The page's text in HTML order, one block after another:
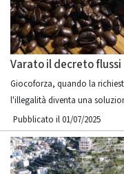
Varato il decreto flussi
Giocoforza, quando la
l'illegalità diventa una
Pubblicato il 01/07/2025